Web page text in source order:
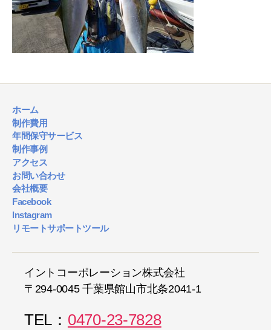
会
社
ホーム
制作費用
年間保守サービス
制作事例
アクセス
お問い合わせ
会社概要
Facebook
Instagram
リモートサポートツール
イントコーポレーション株式会社
〒294-0045 千葉県館山市北条2041-1
TEL： 0470-23-7828